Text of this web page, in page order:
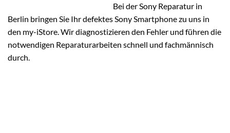
Bei der Sony Reparatur in
Berlin bringen Sie Ihr defektes Sony Smartphone zu uns in
den my-iStore. Wir diagnostizieren den Fehler und führen die
notwendigen Reparaturarbeiten schnell und fachmännisch
durch.